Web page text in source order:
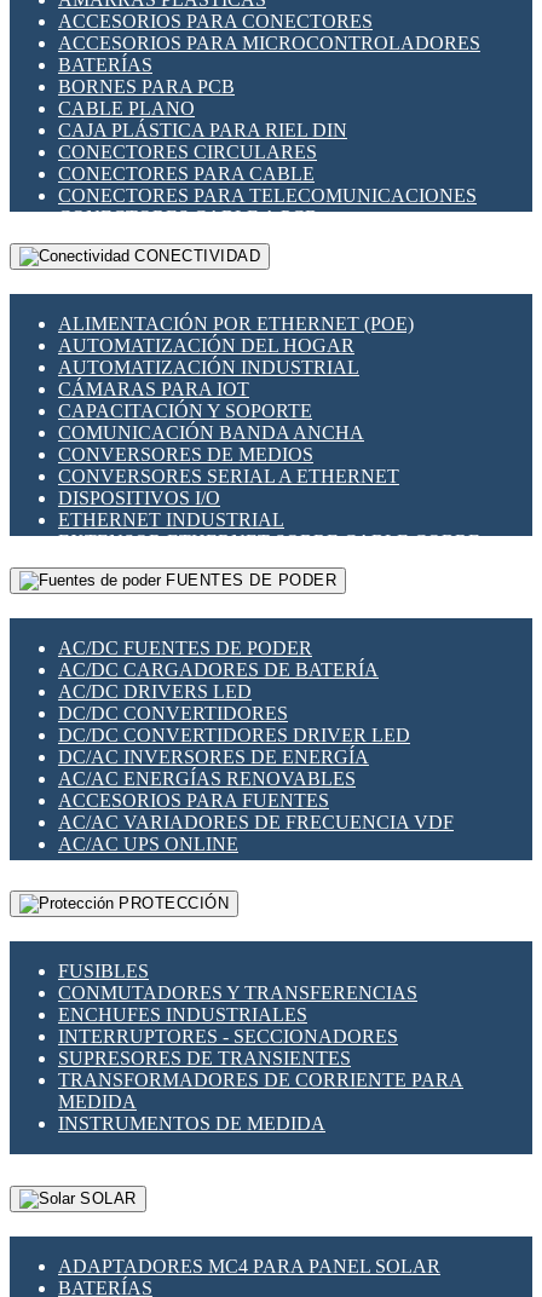
INDICADORES PARA PANEL
INTERFACES DE RELÉ
INTERRUPTORES FIN DE CARRERA
LLAVES CONMUTADORAS
MEDIDORES DE ENERGÍA Y TC'S DE CORRIENTE
MOTORES PASO A PASO
PANTALLAS HMI
PLC -CONTROLADORES LÓGICO PROGRAMABLES
PROGRAMADORES DE HORARIO
RELÉS DE PROTECCIÓN
SENSORES CAPACITIVOS
SENSORES INDUCTIVOS
TEMPORIZADORES
VARIACS
VARIADORES DE FRECUENCIA [VDF]
SECCIONADORES - INTERRUPTORES
MAQUINARIA
ACCESORIOS PARA CONECTORES
ACCESORIOS PARA MICROCONTROLADORES
BATERÍAS
BORNES PARA PCB
CABLE PLANO
CAJA PLÁSTICA PARA RIEL DIN
CONECTORES CIRCULARES
CONECTORES PARA CABLE
CONECTORES PARA TELECOMUNICACIONES
CONECTORES CABLE A PCB
CONECTORES PCB A CABLE
DIP SWITCHES
HERRAMIENTAS VARIAS
ILUMINACIÓN LED
INTERRUPTORES REED
INTERFACES DE RELÉ
OTROS RELÉS
PROTECCIÓN TÉRMICA
RELÉS AUTOMOTRICES
RELÉS DE SEÑAL
RELÉS DE ESTADO SÓLIDO SSR
RELÉS INDUSTRIALES
RELÉS MINIATURA DE POTENCIA
SENSORES MAGNÉTICOS
SWITCH Y MICROSWITCH
TARJETAS PI
UNIÓN Y DERIVACIÓN DE CABLE
CONECTIVIDAD
ALIMENTACIÓN POR ETHERNET (POE)
AUTOMATIZACIÓN DEL HOGAR
AUTOMATIZACIÓN INDUSTRIAL
CÁMARAS PARA IOT
CAPACITACIÓN Y SOPORTE
COMUNICACIÓN BANDA ANCHA
CONVERSORES DE MEDIOS
CONVERSORES SERIAL A ETHERNET
DISPOSITIVOS I/O
ETHERNET INDUSTRIAL
EXTENSOR ETHERNET SOBRE CABLE COBRE
GATEWAY LORAWAN
GESTIÓN DE REDES
PLACAS MODULARES IOT
SWITCHES Y REDES WIFI
SOLUCIONES IOT
SOLUCIONES LORAWAN
SOLUCIONES RED CELULAR
SEGURIDAD PARA REDES
SWITCHES LAN
TELEFONÍA IP (VOIP)
VIGILANCIA IP (CCTV)
MESHTASTIC
FUENTES DE PODER
AC/DC FUENTES DE PODER
AC/DC CARGADORES DE BATERÍA
AC/DC DRIVERS LED
DC/DC CONVERTIDORES
DC/DC CONVERTIDORES DRIVER LED
DC/AC INVERSORES DE ENERGÍA
AC/AC ENERGÍAS RENOVABLES
ACCESORIOS PARA FUENTES
AC/AC VARIADORES DE FRECUENCIA VDF
AC/AC UPS ONLINE
PROTECCIÓN
FUSIBLES
CONMUTADORES Y TRANSFERENCIAS
ENCHUFES INDUSTRIALES
INTERRUPTORES - SECCIONADORES
SUPRESORES DE TRANSIENTES
TRANSFORMADORES DE CORRIENTE PARA
MEDIDA
INSTRUMENTOS DE MEDIDA
SOLAR
ADAPTADORES MC4 PARA PANEL SOLAR
BATERÍAS